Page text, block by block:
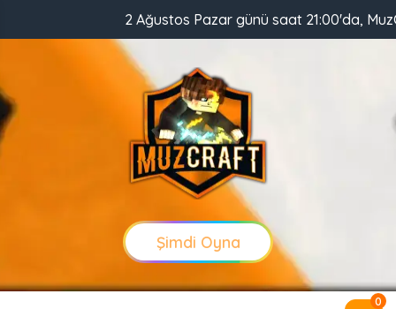
2 Ağustos Pazar günü saat 21:00'da, MuzCraft
Şimdi Oyna
0